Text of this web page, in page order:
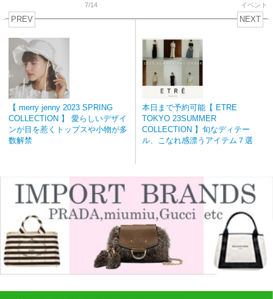
7/14 イベント
PREV
【 merry jenny 2023 SPRING
COLLECTION 】 愛らしいデザイ
ンが目を惹くトップスや小物が多
数解禁
NEXT
本日まで予約可能【 ETRE
TOKYO 23SUMMER
COLLECTION 】旬なディテー
ル、こなれ感漂うアイテム７選